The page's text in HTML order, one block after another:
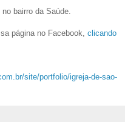
bairro da Saúde.
página no Facebook, clicando
site/portfolio/igreja-de-sao-